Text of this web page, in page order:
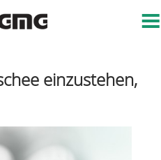
einzustehen,